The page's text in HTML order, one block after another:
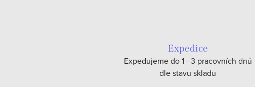
Expedice
Expedujeme do 1 - 3 pracovních dnů
dle stavu skladu